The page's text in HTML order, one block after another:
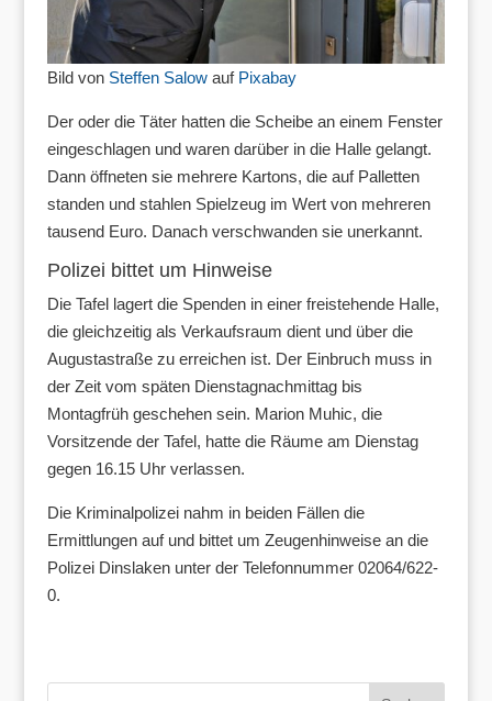
Bild von Steffen Salowauf Pixabay
Der oder die Täter hatten die Scheibe an einem Fenster
eingeschlagen und waren darüber in die Halle gelangt.
Dann öffneten sie mehrere Kartons, die auf Palletten
standen und stahlen Spielzeug im Wert von mehreren
tausend Euro. Danach verschwanden sie unerkannt.
Polizei bittet um Hinweise
Die Tafel lagert die Spenden in einer freistehende Halle,
die gleichzeitig als Verkaufsraum dient und über die
Augustastraße zu erreichen ist. Der Einbruch muss in
der Zeit vom späten Dienstagnachmittag bis
Montagfrüh geschehen sein. Marion Muhic, die
Vorsitzende der Tafel, hatte die Räume am Dienstag
gegen 16.15 Uhr verlassen.
Die Kriminalpolizei nahm in beiden Fällen die
Ermittlungen auf und bittet um Zeugenhinweise an die
Polizei Dinslaken unter der Telefonnummer 02064/622-
0.